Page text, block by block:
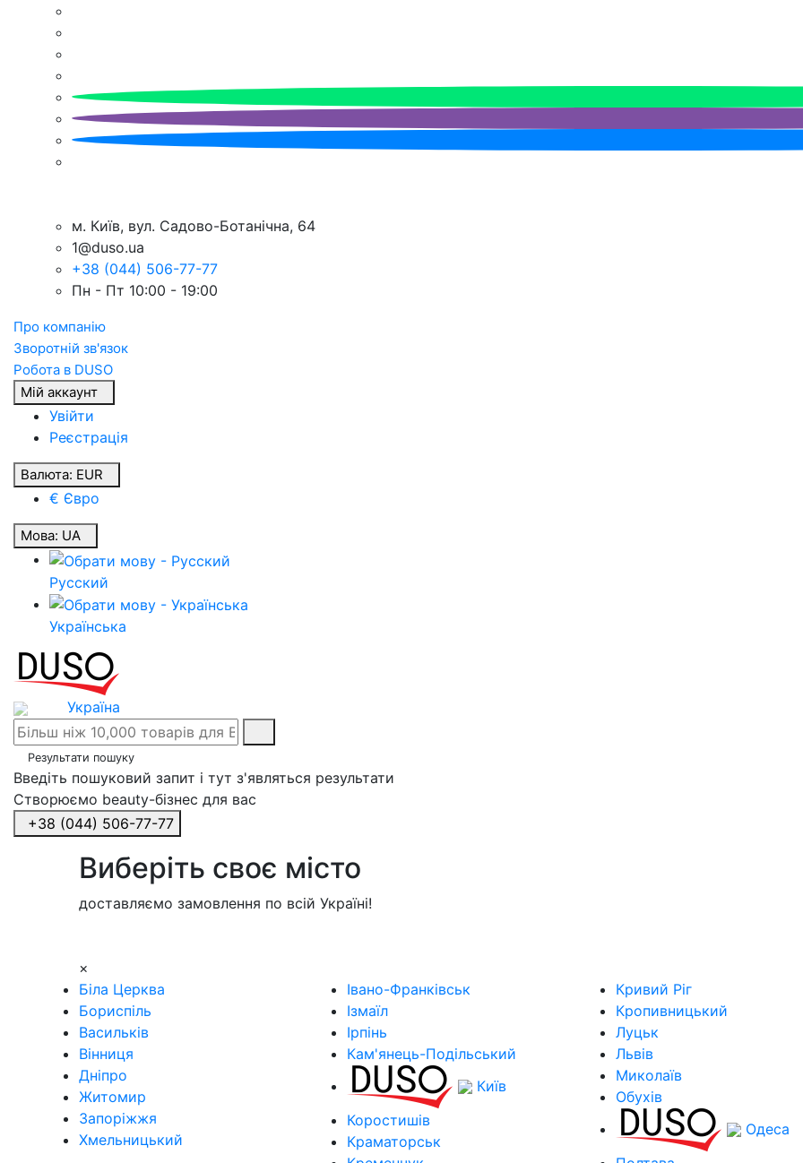
м. Київ, вул. Садово-Ботанічна, 64
1@duso.ua
+38 (044) 506-77-77
Пн - Пт 10:00 - 19:00
Про компанію
Зворотній зв'язок
Робота в DUSO
Мій аккаунт
Увійти
Реєстрація
Валюта: EUR
€ Євро
Мова: UA
Русский
Українська
Україна
Результати пошуку
Введіть пошуковий запит і тут з'являться результати
Створюємо beauty-бізнес для вас
+38 (044) 506-77-77
Виберіть своє місто
доставляємо замовлення по всій Україні!
×
Біла Церква
Бориспіль
Васильків
Вінниця
Дніпро
Житомир
Запоріжжя
Хмельницький
Івано-Франківськ
Ізмаїл
Ірпінь
Кам'янець-Подільський
Київ
Коростишів
Краматорськ
Кривий Ріг
Кропивницький
Луцьк
Львів
Миколаїв
Обухів
Одеса